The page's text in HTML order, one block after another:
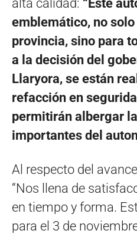
alta calidad: “Este
emblemático, no
provincia, sino para
a la decisión del
Llaryora, se están
refacción en
permitirán albergar
importantes del
Al respecto del
“Nos llena de
en tiempo y forma.
para el 3 de